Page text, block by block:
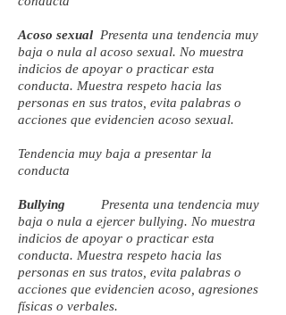
Acoso sexual Presenta una tendencia muy
baja o nula al acoso sexual. No muestra
indicios de apoyar o practicar esta
conducta. Muestra respeto hacia las
personas en sus tratos, evita palabras o
acciones que evidencien acoso sexual.
Tendencia muy baja a presentar la
conducta
Bullying
Presenta una tendencia muy
baja o nula a ejercer bullying. No muestra
indicios de apoyar o practicar esta
conducta. Muestra respeto hacia las
personas en sus tratos, evita palabras o
acciones que evidencien acoso, agresiones
físicas o verbales.